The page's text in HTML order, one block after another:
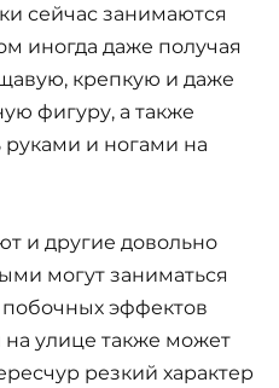
сейчас занимаются
иногда даже получая
крепкую и даже
фигуру, а также
и ногами на
и другие довольно
могут заниматься
эффектов
улице также может
резкий характер